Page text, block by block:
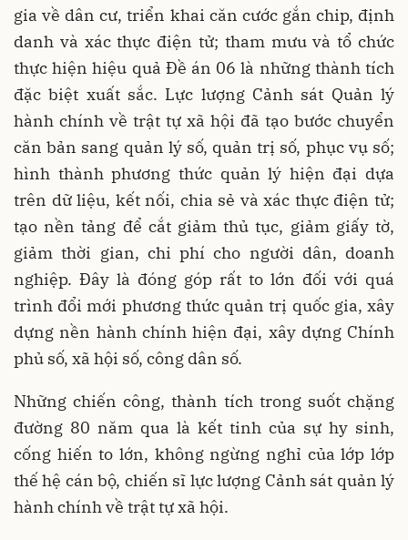
gia về dân cư, triển khai căn cước gắn chip, định
danh và xác thực điện tử; tham mưu và tổ chức
thực hiện hiệu quả Đề án 06 là những thành tích
đặc biệt xuất sắc. Lực lượng Cảnh sát Quản lý
hành chính về trật tự xã hội đã tạo bước chuyển
căn bản sang quản lý số, quản trị số, phục vụ số;
hình thành phương thức quản lý hiện đại dựa
trên dữ liệu, kết nối, chia sẻ và xác thực điện tử;
tạo nền tảng để cắt giảm thủ tục, giảm giấy tờ,
giảm thời gian, chi phí cho người dân, doanh
nghiệp. Đây là đóng góp rất to lớn đối với quá
trình đổi mới phương thức quản trị quốc gia, xây
dựng nền hành chính hiện đại, xây dựng Chính
phủ số, xã hội số, công dân số.
Những chiến công, thành tích trong suốt chặng
đường 80 năm qua là kết tinh của sự hy sinh,
cống hiến to lớn, không ngừng nghỉ của lớp lớp
thế hệ cán bộ, chiến sĩ lực lượng Cảnh sát quản lý
hành chính về trật tự xã hội.